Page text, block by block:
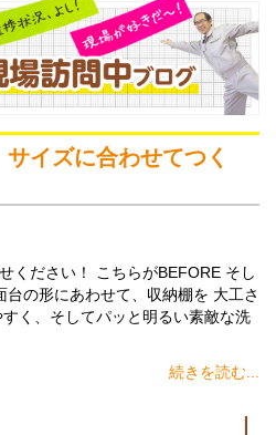
イズに合わせてつく
ください！ こちらがBEFORE そし
の形にあわせて、収納棚を 大工さ
く、そしてパッと明るい素敵な洗
続きを読む...